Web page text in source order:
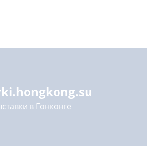
в Гонконге